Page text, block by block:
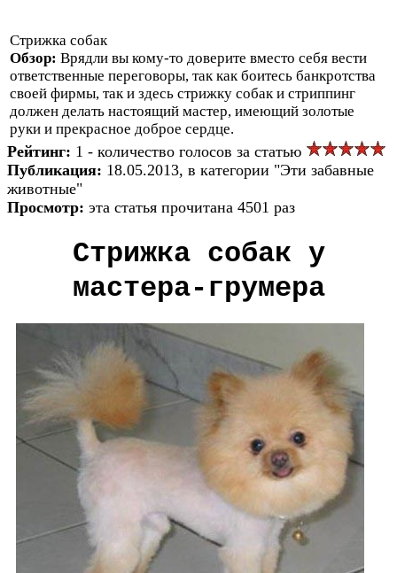
Стрижка собак
Обзор: Врядли вы кому-то доверите вместо себя вести
ответственные переговоры, так как боитесь банкротства
своей фирмы, так и здесь стрижку собак и стриппинг
должен делать настоящий мастер, имеющий золотые
руки и прекрасное доброе сердце.
Рейтинг: 1 - количество голосов за статью
Публикация: 18.05.2013, в категории "Эти забавные
животные"
Просмотр: эта статья прочитана 4501 раз
Стрижка собак у
мастера-грумера